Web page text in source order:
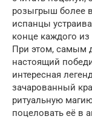
розыгрыш более
испанцы
конце каждого
При этом, самым
настоящий
интересная
зачарованный
ритуальную
поцеловать её в